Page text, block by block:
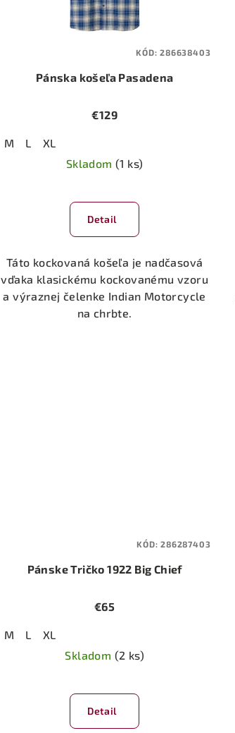
Pánska košeľa Pasadena
€129
M L
XL
Skladom(1 ks)
hodnotenie
produktu
je
5,0
5
hviezdičiek.
Detail
Táto kockovaná košeľa je nadčasová
vďaka klasickému kockovanému vzoru
a výraznej čelenke Indian Motorcycle
na chrbte.
KÓD:286638403
Pánske Tričko 1922 Big Chief
€65
M L
XL
Skladom (2 ks)
Detail
KÓD:286287403